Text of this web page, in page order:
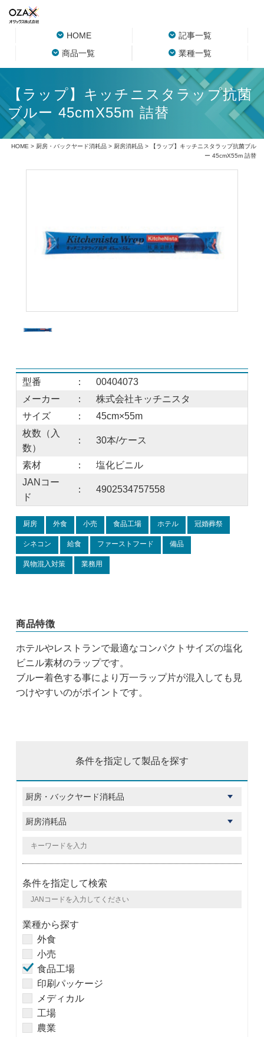
HOME
記事一覧
商品一覧
業種一覧
【ラップ】キッチニスタラップ抗菌
ブルー 45cmX55m 詰替
HOME > 厨房・バックヤード消耗品> 厨房消耗品> 【ラップ】キッチニスタラップ抗菌ブル
ー 45cmX55m 詰替
型番 ：
00404073
メーカー
：
株式会社キッチニスタ
サイズ
：
45cm×55m
枚数（入
数）
： 30本/ケース
素材 ：
塩化ビニル
JANコー
ド
： 4902534757558
厨房 外食 小売 食品工場 ホテル 冠婚葬祭
シネコン 給食 ファーストフード 備品
異物混入対策 業務用
商品特徴
ホテルやレストランで最適なコンパクトサイズの塩化
ビニル素材のラップです。
ブルー着色する事により万一ラップ片が混入しても見
つけやすいのがポイントです。
条件を指定して製品を探す
条件を指定して検索
業種から探す
外食
小売
食品工場
印刷パッケージ
メディカル
工場
農業